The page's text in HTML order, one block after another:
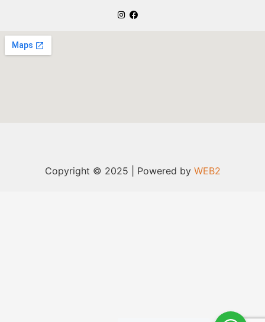
Copyright © 2025 | Powered by WEB2